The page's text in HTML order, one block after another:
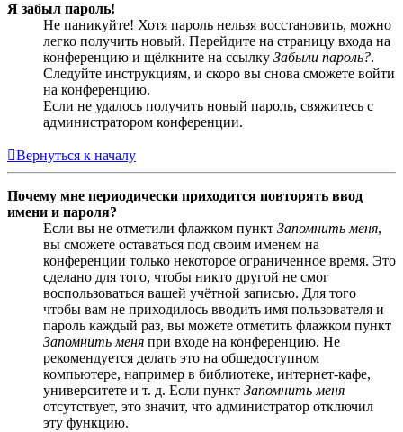
Я забыл пароль!
Не паникуйте! Хотя пароль нельзя восстановить, можно
легко получить новый. Перейдите на страницу входа на
конференцию и щёлкните на ссылку Забыли пароль?.
Следуйте инструкциям, и скоро вы снова сможете войти
на конференцию.
Если не удалось получить новый пароль, свяжитесь с
администратором конференции.
Вернуться к началу
Почему мне периодически приходится повторять ввод
имени и пароля?
Если вы не отметили флажком пункт Запомнить меня,
вы сможете оставаться под своим именем на
конференции только некоторое ограниченное время. Это
сделано для того, чтобы никто другой не смог
воспользоваться вашей учётной записью. Для того
чтобы вам не приходилось вводить имя пользователя и
пароль каждый раз, вы можете отметить флажком пункт
Запомнить меня при входе на конференцию. Не
рекомендуется делать это на общедоступном
компьютере, например в библиотеке, интернет-кафе,
университете и т. д. Если пункт Запомнить меня
отсутствует, это значит, что администратор отключил
эту функцию.